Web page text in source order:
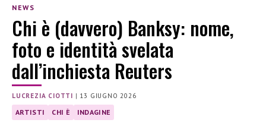
NEWS
Chi è (davvero) Banksy: nome,
foto e identità svelata
dall’inchiesta Reuters
LUCREZIA CIOTTI | 13 GIUGNO 2026
ARTISTI CHI È INDAGINE